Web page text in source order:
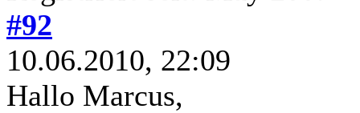
#92
10.06.2010, 22:09
Hallo Marcus,